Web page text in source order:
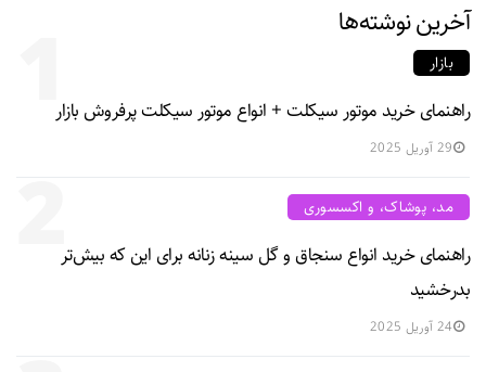
آخرین نوشته‌ها 1 بازار
راهنمای خرید موتور سیکلت + انواع موتور سیکلت پرفروش بازار
29 آوریل 2025
2 مد، پوشاک، و اکسسوری
راهنمای خرید انواع سنجاق و گل سینه زنانه برای این که بیش‌تر
بدرخشید
24 آوریل 2025